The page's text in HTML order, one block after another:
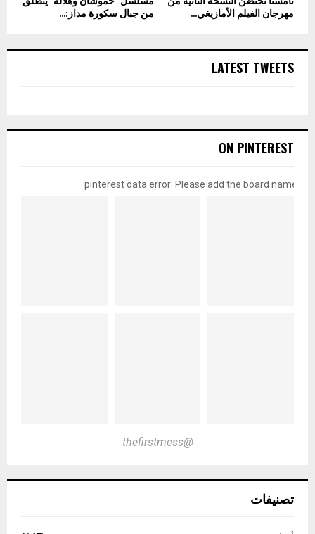
من جبال سكورة مداز:... مهرجان الفيلم الأمازيغي...
LATEST TWEETS
ON PINTEREST
pinterest data error: Please add the board name
@thefirstmess
تصنيفات